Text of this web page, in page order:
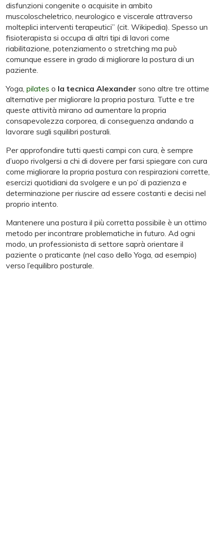
disfunzioni congenite o acquisite in ambito
muscoloscheletrico, neurologico e viscerale attraverso
molteplici interventi terapeutici” (cit. Wikipedia). Spesso un
fisioterapista si occupa di altri tipi di lavori come
riabilitazione, potenziamento o stretching ma può
comunque essere in grado di migliorare la postura di un
paziente.
Yoga, pilates o la tecnica Alexander sono altre tre ottime
alternative per migliorare la propria postura. Tutte e tre
queste attività mirano ad aumentare la propria
consapevolezza corporea, di conseguenza andando a
lavorare sugli squilibri posturali.
Per approfondire tutti questi campi con cura, è sempre
d’uopo rivolgersi a chi di dovere per farsi spiegare con cura
come migliorare la propria postura con respirazioni corrette,
esercizi quotidiani da svolgere e un po’ di pazienza e
determinazione per riuscire ad essere costanti e decisi nel
proprio intento.
Mantenere una postura il più corretta possibile è un ottimo
metodo per incontrare problematiche in futuro. Ad ogni
modo, un professionista di settore saprà orientare il
paziente o praticante (nel caso dello Yoga, ad esempio)
verso l’equilibro posturale.